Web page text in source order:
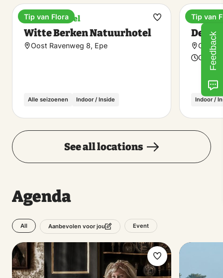
Boutique hotel
Witte Berken Natuurhotel
Oost Ravenweg 8, Epe
Alle seizoenen Indoor / Inside
Tip van Flora
Make
De
Open
Indoor /
Tip van
See all locations
Agenda
All Aanbevolen voor jou Event
Make
Feedback